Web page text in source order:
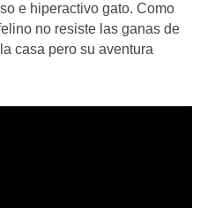
e hiperactivo gato. Como
no resiste las ganas de
casa pero su aventura